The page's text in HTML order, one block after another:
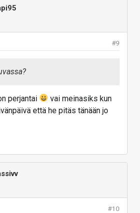
#9
perjantai
vai meinasiks kun
että he pitäs tänään jo
#10